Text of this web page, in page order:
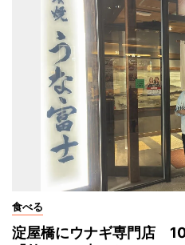
食べる
淀屋橋にウナギ専門店